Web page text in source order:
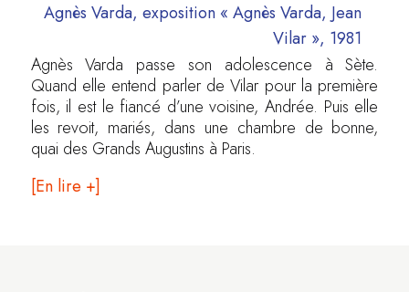
Agnès Varda, exposition « Agnès Varda, Jean
Vilar », 1981
Agnès Varda passe son adolescence à Sète.
Quand elle entend parler de Vilar pour la première
fois, il est le fiancé d’une voisine, Andrée. Puis elle
les revoit, mariés, dans une chambre de bonne,
quai des Grands Augustins à Paris.
[En lire +]